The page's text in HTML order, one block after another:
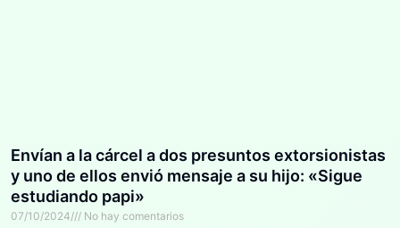
Envían a la cárcel a dos presuntos extorsionistas
y uno de ellos envió mensaje a su hijo: «Sigue
estudiando papi»
07/10/2024 No hay comentarios